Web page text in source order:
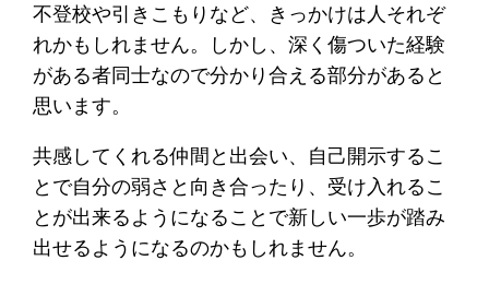
不登校や引きこもりなど、きっかけは人それぞ
れかもしれません。しかし、深く傷ついた経験
がある者同士なので分かり合える部分があると
思います。
共感してくれる仲間と出会い、自己開示するこ
とで自分の弱さと向き合ったり、受け入れるこ
とが出来るようになることで新しい一歩が踏み
出せるようになるのかもしれません。